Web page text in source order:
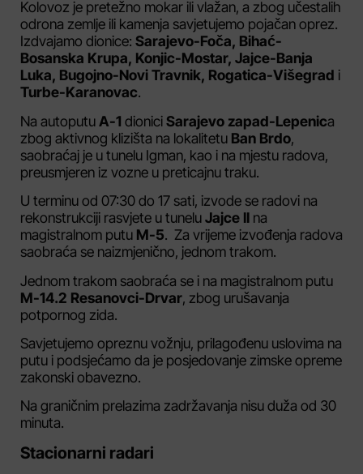
Kolovoz je pretežno mokar ili vlažan, a zbog učestalih
odrona zemlje ili kamenja savjetujemo pojačan oprez.
Izdvajamo dionice: Sarajevo-Foča, Bihać-
Bosanska Krupa, Konjic-Mostar, Jajce-Banja
Luka, Bugojno-Novi Travnik, Rogatica-Višegrad i
Turbe-Karanovac.
Na autoputuA-1 dioniciSarajevo zapad-Lepenica
zbog aktivnog klizišta na lokalitetu Ban Brdo,
saobraćaj je u tunelu Igman, kao i na mjestu radova,
preusmjeren iz vozne u preticajnu traku.
U terminu od 07:30 do 17 sati, izvode se radovi na
rekonstrukciji rasvjete u tuneluJajce II na
magistralnom putu M-5. Za vrijeme izvođenja radova
saobraća se naizmjenično, jednom trakom.
Jednom trakom saobraća se i na magistralnom putu
M-14.2 Resanovci-Drvar, zbog urušavanja
potpornog zida.
Savjetujemo opreznu vožnju, prilagođenu uslovima na
putu i podsjećamo da je posjedovanje zimske opreme
zakonski obavezno.
Na graničnim prelazima zadržavanja nisu duža od 30
minuta.
Stacionarni radari